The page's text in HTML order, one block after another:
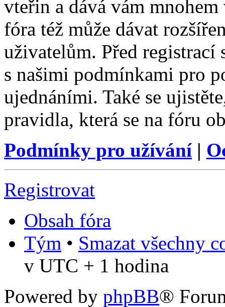
vteřin a dává vám
fóra též může dávat
uživatelům. Před registrací
s našimi podmínkami pro
ujednáními. Také se
pravidla, která se na fóru
Podmínky pro užívání|
Registrovat
Obsah fóra
Tým • Smazat všechny
v UTC + 1 hodina
Powered by phpBB®